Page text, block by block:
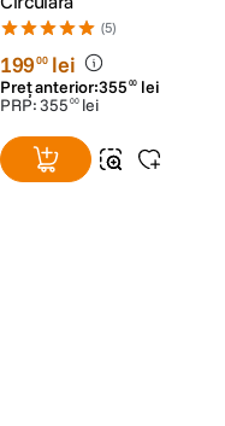
(5)
19900 lei
Preț anterior:355 00 lei
PRP:355 00 lei